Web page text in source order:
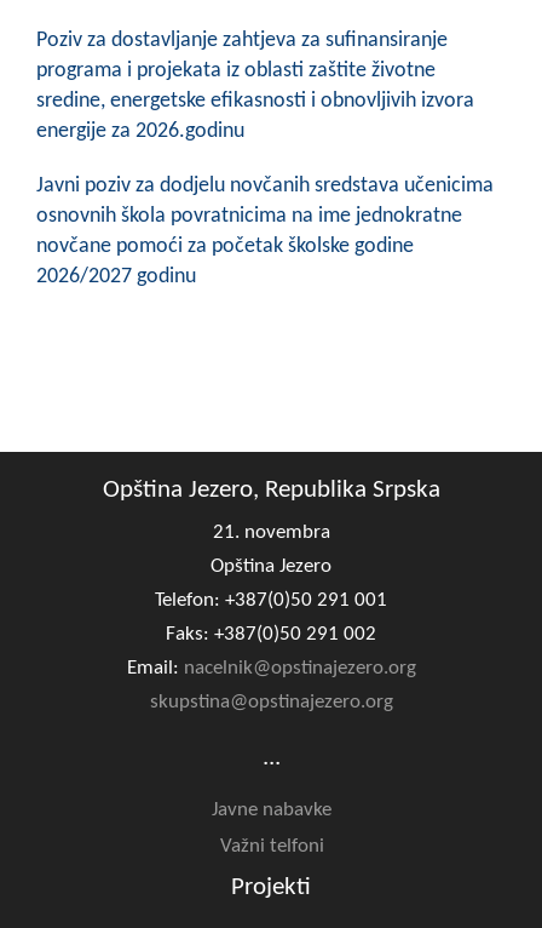
Poziv za dostavljanje zahtjeva za sufinansiranje
programa i projekata iz oblasti zaštite životne
sredine, energetske efikasnosti i obnovljivih izvora
energije za 2026.godinu
Javni poziv za dodjelu novčanih sredstava učenicima
osnovnih škola povratnicima na ime jednokratne
novčane pomoći za početak školske godine
2026/2027 godinu
Opština Jezero, Republika Srpska
21. novembra
Opština Jezero
Telefon: +387(0)50 291 001
Faks: +387(0)50 291 002
Email: nacelnik@opstinajezero.org
skupstina@opstinajezero.org
...
Javne nabavke
Važni telfoni
Projekti